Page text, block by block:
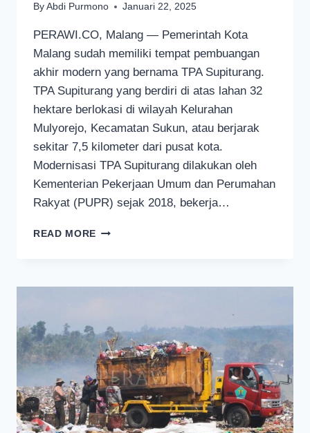
By Abdi Purmono Januari 22, 2025
PERAWI.CO, Malang — Pemerintah Kota
Malang sudah memiliki tempat pembuangan
akhir modern yang bernama TPA Supiturang.
TPA Supiturang yang berdiri di atas lahan 32
hektare berlokasi di wilayah Kelurahan
Mulyorejo, Kecamatan Sukun, atau berjarak
sekitar 7,5 kilometer dari pusat kota.
Modernisasi TPA Supiturang dilakukan oleh
Kementerian Pekerjaan Umum dan Perumahan
Rakyat (PUPR) sejak 2018, bekerja…
READ MORE MENGENAL
SAMPAH